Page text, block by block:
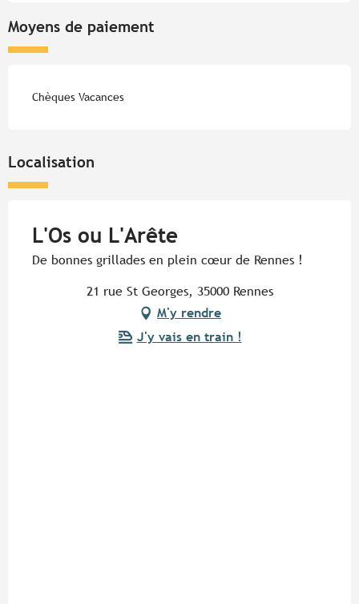
Moyens de paiement
Chèques Vacances
Localisation
L'Os ou L'Arête
De bonnes grillades en plein cœur de Rennes !
21 rue St Georges, 35000 Rennes
M'y rendre
J'y vais en train !